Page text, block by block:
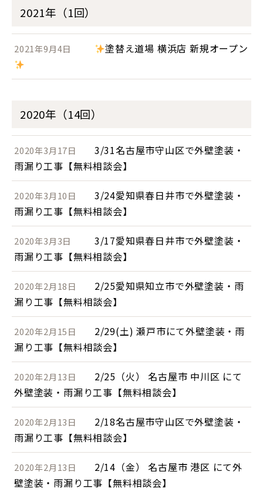
2021年（1回）
2021年9月4日 塗替え道場 横浜店 新規オープン
2020年（14回）
2020年3月17日
3/31名古屋市守山区で外壁塗装・
雨漏り工事【無料相談会】
2020年3月10日
3/24愛知県春日井市で外壁塗装・
雨漏り工事【無料相談会】
2020年3月3日
3/17愛知県春日井市で外壁塗装・
雨漏り工事【無料相談会】
2020年2月18日
2/25愛知県知立市で外壁塗装・雨
漏り工事【無料相談会】
2020年2月15日
2/29(土) 瀬戸市にて外壁塗装・雨
漏り工事【無料相談会】
2020年2月13日
2/25（火） 名古屋市 中川区 にて
外壁塗装・雨漏り工事【無料相談会】
2020年2月13日
2/18名古屋市守山区で外壁塗装・
雨漏り工事【無料相談会】
2020年2月13日
2/14（金） 名古屋市 港区 にて外
壁塗装・雨漏り工事【無料相談会】